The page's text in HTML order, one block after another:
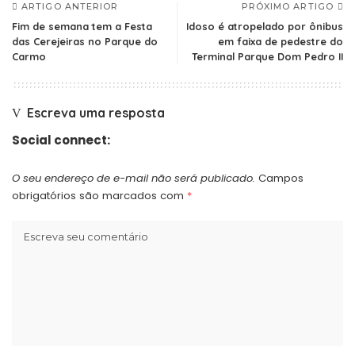
ARTIGO ANTERIOR
Fim de semana tem a Festa
das Cerejeiras no Parque do
Carmo
PRÓXIMO ARTIGO
Idoso é atropelado por ônibus
em faixa de pedestre do
Terminal Parque Dom Pedro II
Escreva uma resposta
Social connect:
O seu endereço de e-mail não será publicado. Campos
obrigatórios são marcados com *